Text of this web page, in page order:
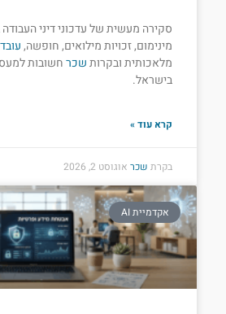
סקירה מעשית של עדכוני דיני העבודה ביולי
מינימום, זכויות מילואים, חופשה,עובד
מלאכותית ובקרותשכרחשובות
בישראל.
קרא עוד »
בקרתשכראוגוסט 2, 2026
אקדמיית AI